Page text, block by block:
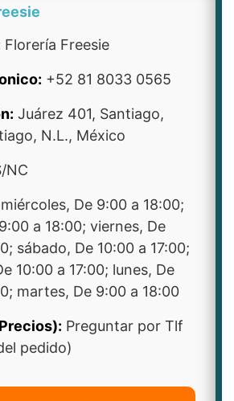
Florería Freesie
+52 81 8033 0565
Juárez 401, Santiago,
N.L., México
NC
miércoles, De 9:00 a 18:00;
a 18:00; viernes, De
sábado, De 10:00 a 17:00;
10:00 a 17:00; lunes, De
martes, De 9:00 a 18:00
Preguntar por Tlf
pedido)